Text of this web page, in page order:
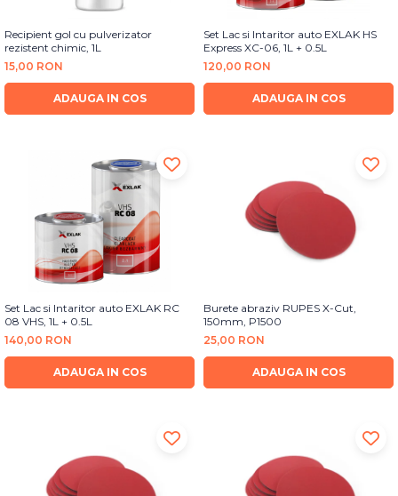
Recipient gol cu pulverizator
rezistent chimic, 1L
15,00 RON
ADAUGA IN COS
Set Lac si Intaritor auto EXLAK HS
Express XC-06, 1L + 0.5L
120,00 RON
ADAUGA IN COS
Set Lac si Intaritor auto EXLAK RC
08 VHS, 1L + 0.5L
140,00 RON
ADAUGA IN COS
Burete abraziv RUPES X-Cut,
150mm, P1500
25,00 RON
ADAUGA IN COS